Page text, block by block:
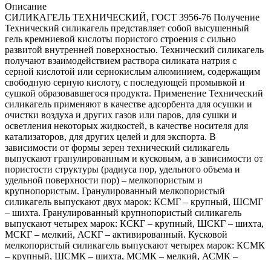
Описание
СИЛИКАГЕЛЬ ТЕХНИЧЕСКИЙ, ГОСТ 3956-76 Получение
Технический силикагель представляет собой высушенный
гель кремниевой кислоты пористого строения с сильно
развитой внутренней поверхностью. Технический силикагель
получают взаимодействием раствора силиката натрия с
серной кислотой или сернокислым алюминием, содержащим
свободную серную кислоту, с последующей промывкой и
сушкой образовавшегося продукта. Применение Технический
силикагель применяют в качестве адсорбента для осушки и
очистки воздуха и других газов или паров, для сушки и
осветления некоторых жидкостей, в качестве носителя для
катализаторов, для других целей и для экспорта. В
зависимости от формы зерен технический силикагель
выпускают гранулированным и кусковым, а в зависимости от
пористости структуры (радиуса пор, удельного объема и
удельной поверхности пор) – мелкопористым и
крупнопористым. Гранулированный мелкопористый
силикагель выпускают двух марок: КСМГ – крупный, ШСМГ
– шихта. Гранулированный крупнопористый силикагель
выпускают четырех марок: КСКГ – крупный, ШСКГ – шихта,
МСКГ – мелкий, АСКГ – активированный. Кусковой
мелкопористый силикагель выпускают четырех марок: КСМК
– крупный, ШСМК – шихта, МСМК – мелкий, АСМК –